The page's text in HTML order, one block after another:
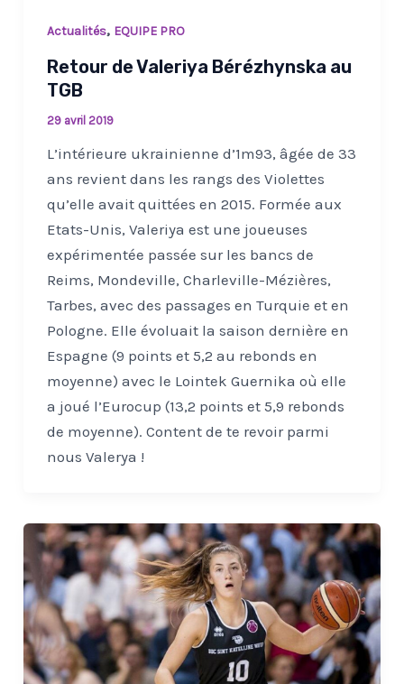
Actualités, EQUIPE PRO
Retour de Valeriya Bérézhynska au
TGB
29 avril 2019
L’intérieure ukrainienne d’1m93, âgée de 33
ans revient dans les rangs des Violettes
qu’elle avait quittées en 2015. Formée aux
Etats-Unis, Valeriya est une joueuses
expérimentée passée sur les bancs de
Reims, Mondeville, Charleville-Mézières,
Tarbes, avec des passages en Turquie et en
Pologne. Elle évoluait la saison dernière en
Espagne (9 points et 5,2 au rebonds en
moyenne) avec le Lointek Guernika où elle
a joué l’Eurocup (13,2 points et 5,9 rebonds
de moyenne). Content de te revoir parmi
nous Valerya !